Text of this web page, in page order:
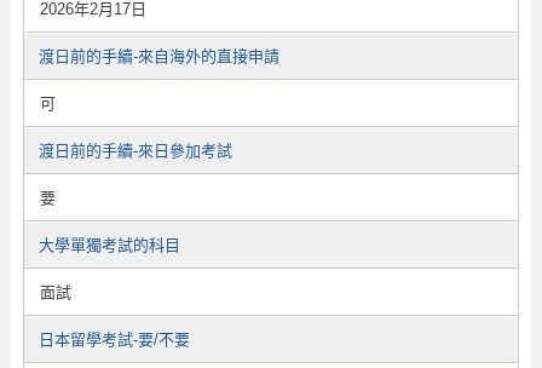
2026年2月17日
渡日前的手續-來自海外的直接申請
可
渡日前的手續-來日參加考試
要
大學單獨考試的科目
面試
日本留學考試-要/不要